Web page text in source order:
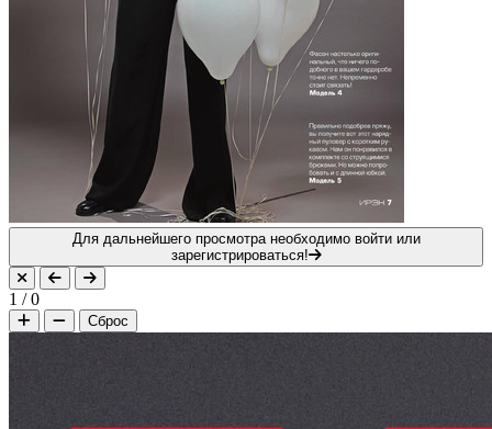
Для дальнейшего просмотра необходимо войти или
зарегистрироваться!
1 /0
Сброс